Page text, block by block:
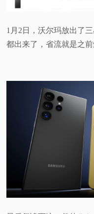
1月2日，沃尔玛放出了
都出来了，省流就是之